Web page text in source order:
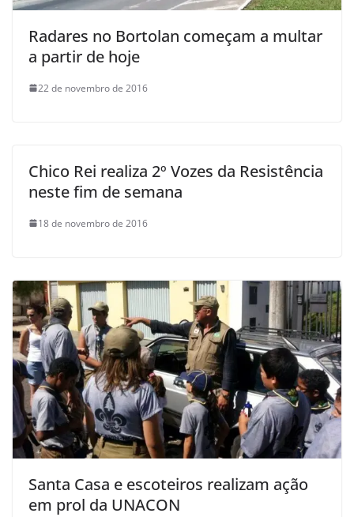
Radares no Bortolan começam a multar
a partir de hoje
22 de novembro de 2016
Chico Rei realiza 2º Vozes da Resistência
neste fim de semana
18 de novembro de 2016
Santa Casa e escoteiros realizam ação
em prol da UNACON